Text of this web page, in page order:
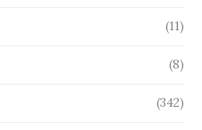
(11)
(8)
(342)